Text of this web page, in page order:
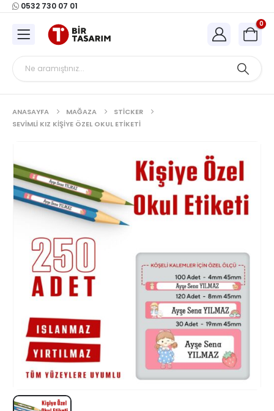
0532 730 07 01
0
ANASAYFA MAĞAZA
STICKER
SEVIMLI KIZ KIŞIYE ÖZEL OKUL ETIKETI